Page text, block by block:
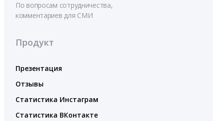
По вопросам сотрудничества,
комментариев для СМИ
Продукт
Презентация
Отзывы
Статистика Инстаграм
Статистика ВКонтакте